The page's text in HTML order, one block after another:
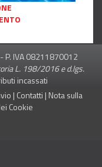
- P. IVA 08211870012
L. 198/2016 e d.lgs.
incassati
| Contatti | Nota sulla
Cookie